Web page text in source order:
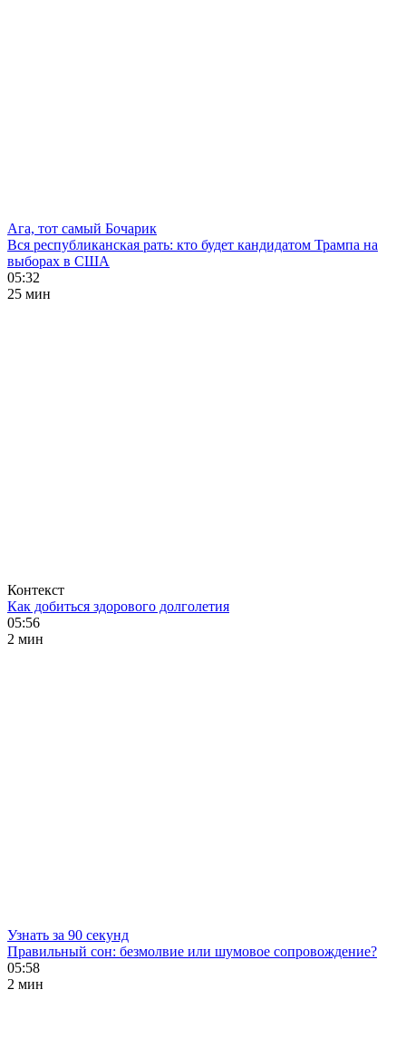
Ага, тот самый Бочарик
Вся республиканская рать: кто будет кандидатом Трампа на
выборах в США
05:32
25 мин
Контекст
Как добиться здорового долголетия
05:56
2 мин
Узнать за 90 секунд
Правильный сон: безмолвие или шумовое сопровождение?
05:58
2 мин